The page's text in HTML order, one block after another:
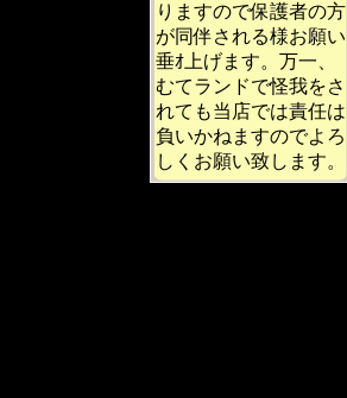
りますので保護者の方
が同伴される様お願い
垂ｵ上げます。万一、
むてランドで怪我をさ
れても当店では責任は
負いかねますのでよろ
しくお願い致します。